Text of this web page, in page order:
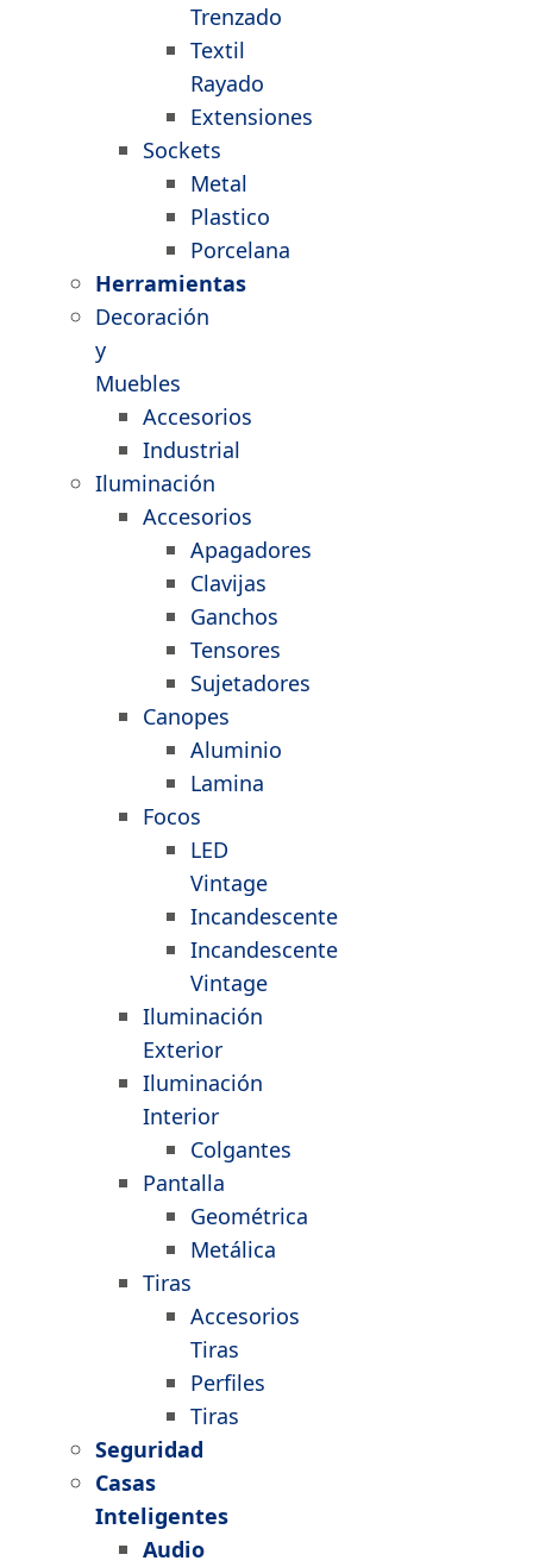
Trenzado
Textil
Rayado
Extensiones
Sockets
Metal
Plastico
Porcelana
Herramientas
Decoración
y
Muebles
Accesorios
Industrial
Iluminación
Accesorios
Apagadores
Clavijas
Ganchos
Tensores
Sujetadores
Canopes
Aluminio
Lamina
Focos
LED
Vintage
Incandescente
Incandescente
Vintage
Iluminación
Exterior
Iluminación
Interior
Colgantes
Pantalla
Geométrica
Metálica
Tiras
Accesorios
Tiras
Perfiles
Tiras
Seguridad
Casas
Inteligentes
Audio